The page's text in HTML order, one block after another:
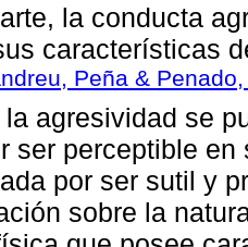
la conducta
características
Peña &
agresividad se
ser perceptible
por ser sutil y
sobre la